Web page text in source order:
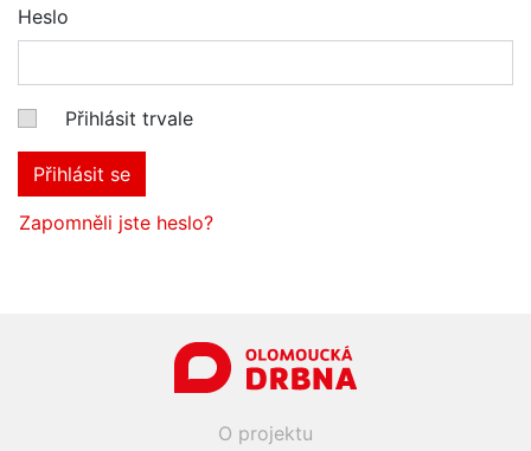
Heslo
Přihlásit trvale
Přihlásit se
Zapomněli jste heslo?
O projektu